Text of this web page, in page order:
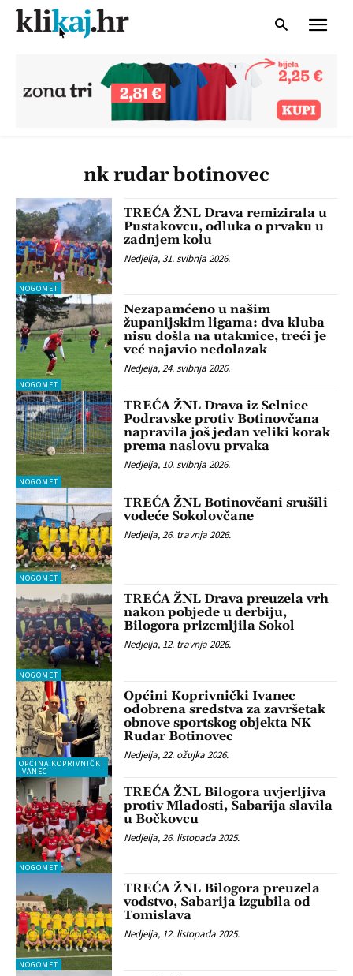
nk rudar botinovec
NOGOMET
TREĆA ŽNL Drava remizirala u
Pustakovcu, odluka o prvaku u
zadnjem kolu
Nedjelja, 31. svibnja 2026.
NOGOMET
Nezapamćeno u našim
županijskim ligama: dva kluba
nisu došla na utakmice, treći je
već najavio nedolazak
Nedjelja, 24. svibnja 2026.
NOGOMET
TREĆA ŽNL Drava iz Selnice
Podravske protiv Botinovčana
napravila još jedan veliki korak
prema naslovu prvaka
Nedjelja, 10. svibnja 2026.
NOGOMET
TREĆA ŽNL Botinovčani srušili
vodeće Sokolovčane
Nedjelja, 26. travnja 2026.
NOGOMET
TREĆA ŽNL Drava preuzela vrh
nakon pobjede u derbiju,
Bilogora prizemljila Sokol
Nedjelja, 12. travnja 2026.
OPĆINA KOPRIVNIČKI
IVANEC
Općini Koprivnički Ivanec
odobrena sredstva za završetak
obnove sportskog objekta NK
Rudar Botinovec
Nedjelja, 22. ožujka 2026.
NOGOMET
TREĆA ŽNL Bilogora uvjerljiva
protiv Mladosti, Sabarija slavila
u Bočkovcu
Nedjelja, 26. listopada 2025.
NOGOMET
TREĆA ŽNL Bilogora preuzela
vodstvo, Sabarija izgubila od
Tomislava
Nedjelja, 12. listopada 2025.